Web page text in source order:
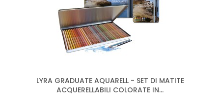
LYRA GRADUATE AQUARELL - SET DI MATITE
ACQUERELLABILI COLORATE IN...